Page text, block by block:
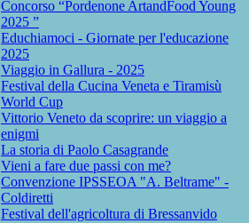
Concorso “Pordenone ArtandFood Young
2025 ”
Educhiamoci - Giornate per l'educazione
2025
Viaggio in Gallura - 2025
Festival della Cucina Veneta e Tiramisù
World Cup
Vittorio Veneto da scoprire: un viaggio a
enigmi
La storia di Paolo Casagrande
Vieni a fare due passi con me?
Convenzione IPSSEOA "A. Beltrame" -
Coldiretti
Festival dell'agricoltura di Bressanvido